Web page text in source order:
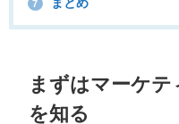
7 まとめ
まずはマーケ
を知る